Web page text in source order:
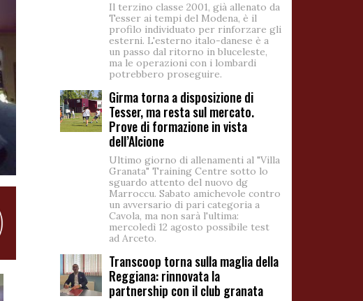
Il terzino classe 2001, già allenato da
Tesser ai tempi del Modena, è il
profilo individuato per rinforzare gli
esterni. L'esterno italo-danese è a
un passo dal ritorno in bluceleste,
ma le operazioni con i lombardi
potrebbero proseguire.
Girma torna a disposizione di
Tesser, ma resta sul mercato.
Prove di formazione in vista
dell’Alcione
Ultimo giorno di allenamenti al "Villa
Granata" Training Centre sotto lo
sguardo attento del nuovo dg
Marroccu. Sabato amichevole contro
un avversario di pari categoria a
Cavola, ma non sarà l'ultima:
mercoledì 12 agosto possibile test
ad Arceto.
Transcoop torna sulla maglia della
Reggiana: rinnovata la
partnership con il club granata